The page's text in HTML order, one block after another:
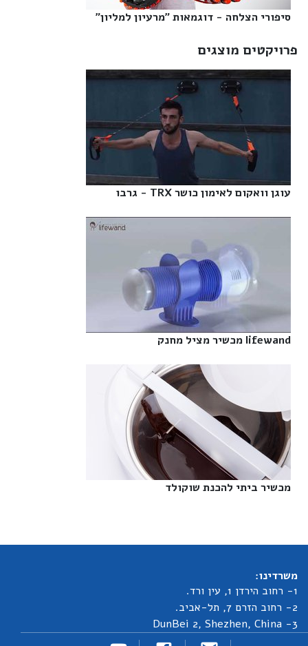
סיפורי הצלחה - דוגמאות "מרעיון למליון"‎
פרויקטים מוצגים
עוגן וואקום לאימון כושר TRX - גרבו‎
lifewand מכשיר מציל מחנק‎
מכשיר ביתי להכנת שוקולד‎
משרדינו:
1- רחוב הירדן 1, עין ורד.
2- רחוב הזרם 7, תל-אביב.
3- DunBei 2, Shezhen, China